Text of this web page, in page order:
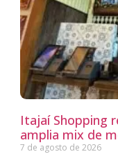
Itajaí Shopping
amplia mix de
7 de agosto de 2026